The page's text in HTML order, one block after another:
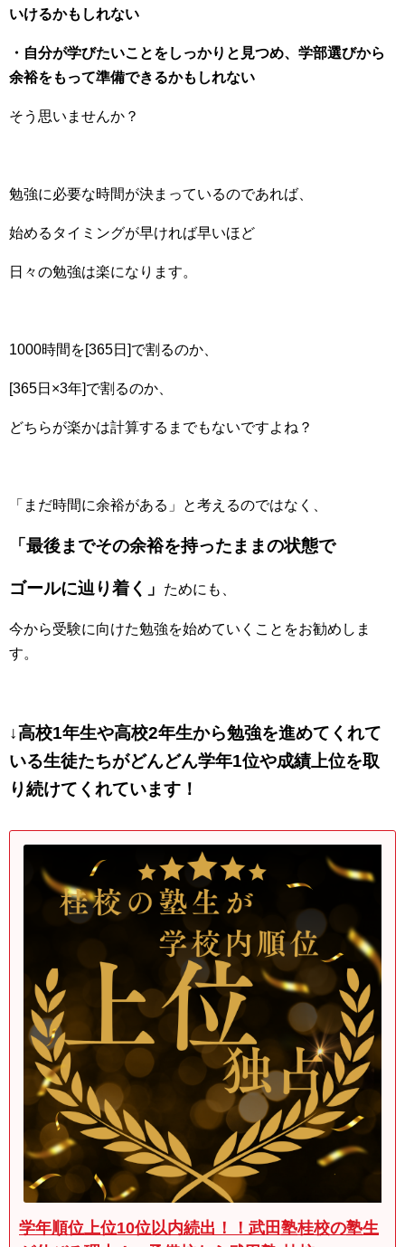
いけるかもしれない
・自分が学びたいことをしっかりと見つめ、学部選びから
余裕をもって準備できるかもしれない
そう思いませんか？
勉強に必要な時間が決まっているのであれば、
始めるタイミングが早ければ早いほど
日々の勉強は楽になります。
1000時間を[365日]で割るのか、
[365日×3年]で割るのか、
どちらが楽かは計算するまでもないですよね？
「まだ時間に余裕がある」と考えるのではなく、
「最後までその余裕を持ったままの状態で
ゴールに辿り着く」 ためにも、
今から受験に向けた勉強を始めていくことをお勧めしま
す。
↓高校1年生や高校2年生から勉強を進めてくれて
いる生徒たちがどんどん学年1位や成績上位を取
り続けてくれています！
学年順位上位10位以内続出！！武田塾桂校の塾生